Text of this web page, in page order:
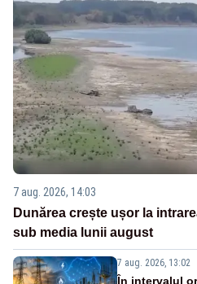
7 aug. 2026, 14:03
Dunărea crește ușor la
sub media lunii august
7 aug. 2026, 13:02
În intervalul